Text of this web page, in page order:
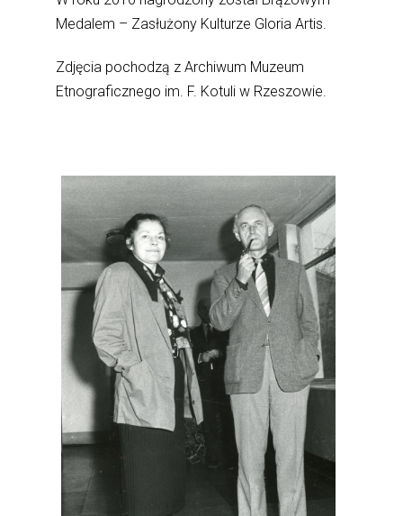
Medalem – Zasłużony Kulturze Gloria Artis.
Zdjęcia pochodzą z Archiwum Muzeum
Etnograficznego im. F. Kotuli w Rzeszowie.